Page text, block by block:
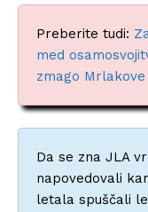
Preberite tudi:
med
zmago
Da se zna JLA
napovedovali
letala spuščali